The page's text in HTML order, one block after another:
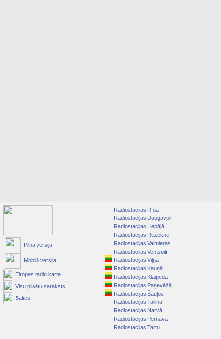
Pilna versija
Mobilā versija
Eiropas radio karte
Visu pilsētu saraksts
Saites
Radiostacijas Rīgā
Radiostacijas Daugavpilī
Radiostacijas Liepājā
Radiostacijas Rēzeknē
Radiostacijas Valmieras
Radiostacijas Ventspilī
Radiostacijas Viļņā
Radiostacijas Kauņā
Radiostacijas Klaipēdā
Radiostacijas Paņevēžā
Radiostacijas Šauļos
Radiostacijas Tallinā
Radiostacijas Narvā
Radiostacijas Pērnavā
Radiostacijas Tartu